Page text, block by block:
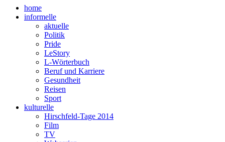
home
informelle
aktuelle
Politik
Pride
LeStory
L-Wörterbuch
Beruf und Karriere
Gesundheit
Reisen
Sport
kulturelle
Hirschfeld-Tage 2014
Film
TV